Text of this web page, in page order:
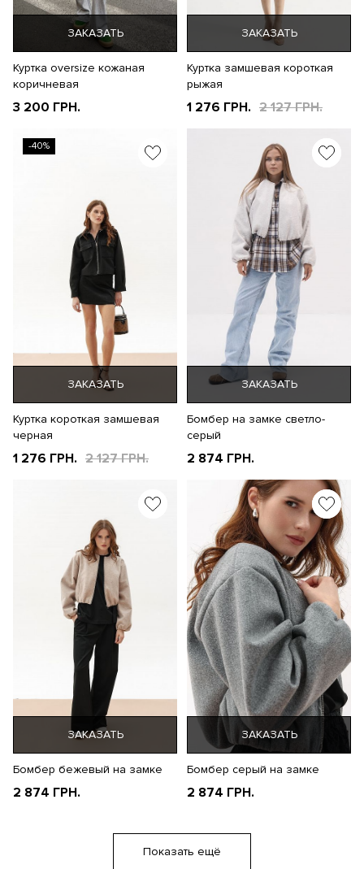
ЗАКАЗАТЬ
Куртка oversize кожаная
коричневая
3 200 ГРН.
ЗАКАЗАТЬ
Куртка замшевая короткая
рыжая
1 276 ГРН. 2 127 ГРН.
-40%
ЗАКАЗАТЬ
Куртка короткая замшевая
черная
1 276 ГРН. 2 127 ГРН.
ЗАКАЗАТЬ
Бомбер на замке светло-
серый
2 874 ГРН.
ЗАКАЗАТЬ
Бомбер бежевый на замке
2 874 ГРН.
ЗАКАЗАТЬ
Бомбер серый на замке
2 874 ГРН.
Показать ещё